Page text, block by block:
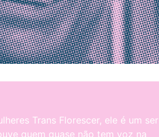
Trans Florescer, ele é um ser
quem quase não tem voz na